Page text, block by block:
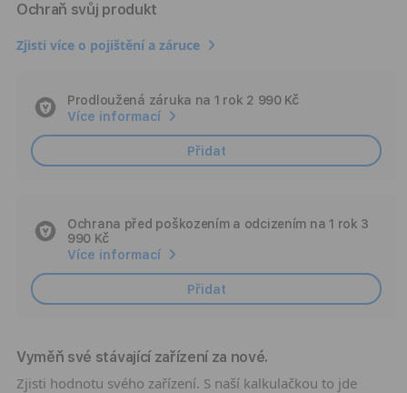
Ochraň svůj produkt
Zjisti více o pojištění a záruce
Prodloužená záruka na 1 rok 2 990 Kč
Více informací
Přidat
Ochrana před poškozením a odcizením na 1 rok 3
990 Kč
Více informací
Přidat
Vyměň své stávající zařízení za nové.
Zjisti hodnotu svého zařízení. S naší kalkulačkou to jde